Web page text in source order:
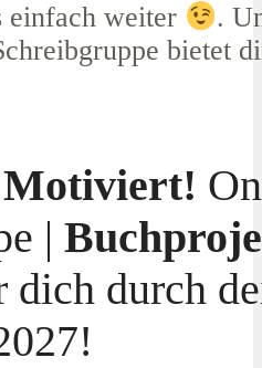
einfach weiter
.
bietet
|
dich durch